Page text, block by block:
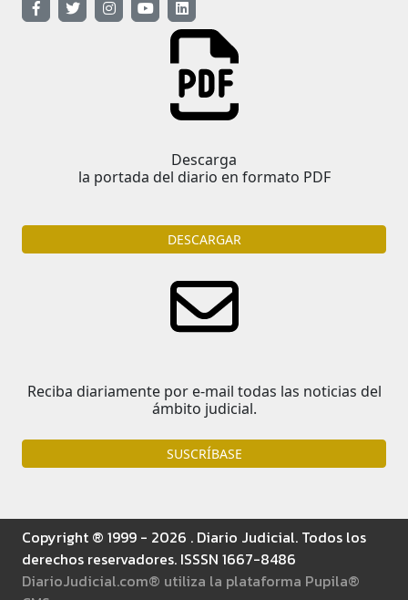
Descarga
la portada del diario en formato PDF
DESCARGAR
Reciba diariamente por e-mail todas las noticias del
ámbito judicial.
SUSCRÍBASE
Copyright ® 1999 - 2026 . Diario Judicial. Todos los
derechos reservadores. ISSSN 1667-8486
DiarioJudicial.com® utiliza la plataforma Pupila®